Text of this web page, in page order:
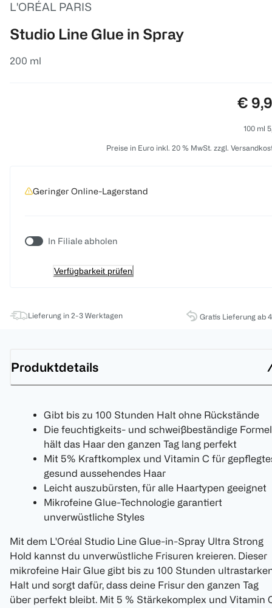
L'ORÉAL PARIS
Studio Line Glue in Spray
200 ml
€
100 ml
Preise in Euro inkl. 20 % MwSt. zzgl.
Geringer Online-Lagerstand
In Filiale abholen
Verfügbarkeit prüfen
Lieferung in 2-3 Werktagen Gratis Lieferung ab
Produktdetails
Gibt bis zu 100 Stunden Halt ohne Rückstände
Die feuchtigkeits- und schweißbeständige Formel
hält das Haar den ganzen Tag lang perfekt
Mit 5% Kraftkomplex und Vitamin C für
gesund aussehendes Haar
Leicht auszubürsten, für alle Haartypen geeignet
Mikrofeine Glue-Technologie garantiert
unverwüstliche Styles
Mit dem L'Oréal Studio Line Glue-in-Spray Ultra Strong
Hold kannst du unverwüstliche Frisuren kreieren. Dieser
mikrofeine Hair Glue gibt bis zu 100 Stunden
Halt und sorgt dafür, dass deine Frisur den ganzen Tag
über perfekt bleibt. Mit 5 % Stärkekomplex und Vitamin